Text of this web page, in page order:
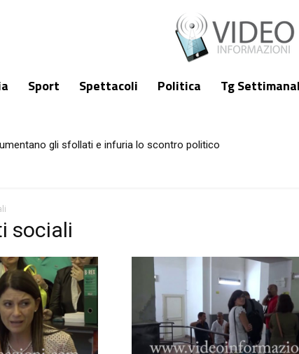
Sport Spettacoli Politica Tg
gli sfollati e infuria lo scontro politico
sociali